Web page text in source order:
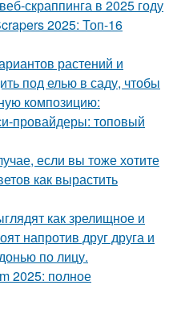
скраппинга в 2025 году
2025: Топ-16
растений и
под елью в саду, чтобы
композицию:
провайдеры: топовый
если вы тоже хотите
как вырастить
как зрелищное и
напротив друг друга и
по лицу.
2025: полное